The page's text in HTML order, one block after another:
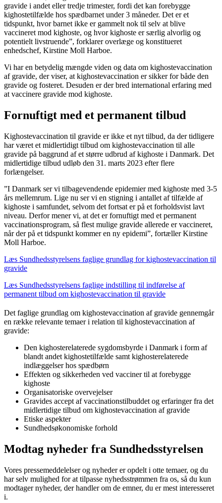
gravide i andet eller tredje trimester, fordi det kan forebygge
kighostetilfælde hos spædbarnet under 3 måneder. Det er et
tidspunkt, hvor barnet ikke er gammelt nok til selv at blive
vaccineret mod kighoste, og hvor kighoste er særlig alvorlig og
potentielt livstruende”, forklarer overlæge og konstitueret
enhedschef, Kirstine Moll Harboe.
Vi har en betydelig mængde viden og data om kighostevaccination
af gravide, der viser, at kighostevaccination er sikker for både den
gravide og fosteret. Desuden er der bred international erfaring med
at vaccinere gravide mod kighoste.
Fornuftigt med et permanent tilbud
Kighostevaccination til gravide er ikke et nyt tilbud, da der tidligere
har været et midlertidigt tilbud om kighostevaccination til alle
gravide på baggrund af et større udbrud af kighoste i Danmark. Det
midlertidige tilbud udløb den 31. marts 2023 efter flere
forlængelser.
”I Danmark ser vi tilbagevendende epidemier med kighoste med 3-5
års mellemrum. Lige nu ser vi en stigning i antallet af tilfælde af
kighoste i samfundet, selvom det fortsat er på et forholdsvist lavt
niveau. Derfor mener vi, at det er fornuftigt med et permanent
vaccinationsprogram, så flest mulige gravide allerede er vaccineret,
når der på et tidspunkt kommer en ny epidemi”, fortæller Kirstine
Moll Harboe.
Læs Sundhedsstyrelsens faglige grundlag for kighostevaccination til
gravide
Læs Sundhedsstyrelsens faglige indstilling til indførelse af
permanent tilbud om kighostevaccination til gravide
Det faglige grundlag om kighostevaccination af gravide gennemgår
en række relevante temaer i relation til kighostevaccination af
gravide:
Den kighosterelaterede sygdomsbyrde i Danmark i form af
blandt andet kighostetilfælde samt kighosterelaterede
indlæggelser hos spædbørn
Effekten og sikkerheden ved vacciner til at forebygge
kighoste
Organisatoriske overvejelser
Gravides accept af vaccinationstilbuddet og erfaringer fra det
midlertidige tilbud om kighostevaccination af gravide
Etiske aspekter
Sundhedsøkonomiske forhold
Modtag nyheder fra Sundhedsstyrelsen
Vores pressemeddelelser og nyheder er opdelt i otte temaer, og du
har selv mulighed for at tilpasse nyhedsstrømmen fra os, så du kun
modtager nyheder, der handler om de emner, du er mest interesseret
i.